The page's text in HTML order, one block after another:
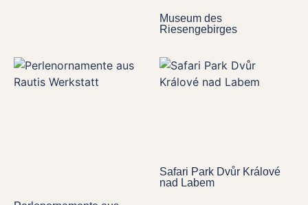
Museum des
Riesengebirges
Safari Park Dvůr Králové
nad Labem